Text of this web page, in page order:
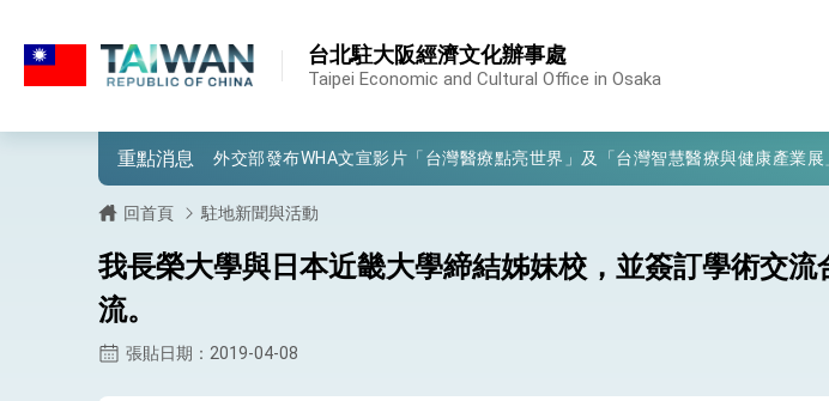
台北駐大阪經濟文化辦事處
Taipei Economic and Cultural Office in Osaka
重點消息
我國政府將在美國亞利桑納州設立「駐鳳凰城辦事處」，進一步深化台美交流合作
外交部發布WHA文宣影片「台灣醫療點亮世界」及「台灣智慧醫療與健康產業
總統出訪史瓦帝尼返國談話 強調臺灣人有權利走向世界 盼與理念相近國家共
堅定走向世界 賴總統抵達史瓦帝尼王國進行國是訪問
總統農曆春節談話
回首頁 駐地新聞與活動
我長榮大學與日本近畿大學締結姊妹校，並簽訂學術交
流。
張貼日期：2019-04-08